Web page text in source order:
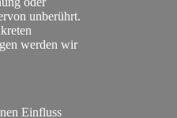
unberührt.
werden wir
Einfluss